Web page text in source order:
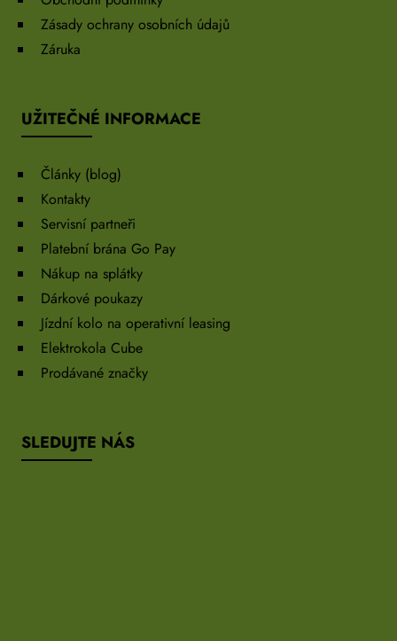
Zásady ochrany osobních údajů
Záruka
UŽITEČNÉ INFORMACE
Články (blog)
Kontakty
Servisní partneři
Platební brána Go Pay
Nákup na splátky
Dárkové poukazy
Jízdní kolo na operativní leasing
Elektrokola Cube
Prodávané značky
SLEDUJTE NÁS